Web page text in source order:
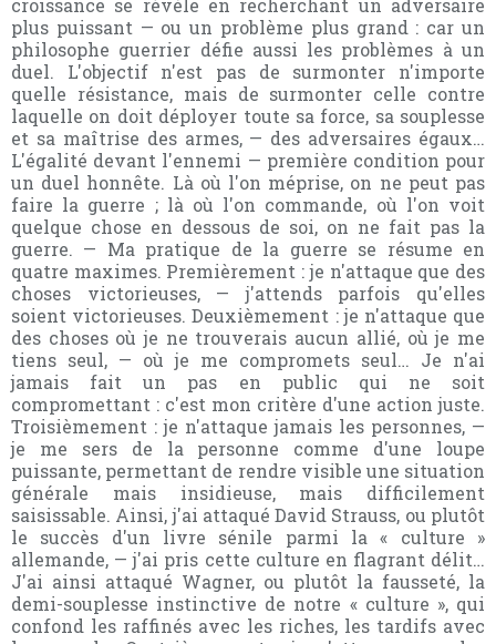
croissance se révèle en recherchant un adversaire
plus puissant — ou un problème plus grand : car un
philosophe guerrier défie aussi les problèmes à un
duel. L'objectif n'est pas de surmonter n'importe
quelle résistance, mais de surmonter celle contre
laquelle on doit déployer toute sa force, sa souplesse
et sa maîtrise des armes, — des adversaires égaux…
L'égalité devant l'ennemi — première condition pour
un duel honnête. Là où l'on méprise, on ne peut pas
faire la guerre ; là où l'on commande, où l'on voit
quelque chose en dessous de soi, on ne fait pas la
guerre. — Ma pratique de la guerre se résume en
quatre maximes. Premièrement : je n'attaque que des
choses victorieuses, — j'attends parfois qu'elles
soient victorieuses. Deuxièmement : je n'attaque que
des choses où je ne trouverais aucun allié, où je me
tiens seul, — où je me compromets seul… Je n'ai
jamais fait un pas en public qui ne soit
compromettant : c'est mon critère d'une action juste.
Troisièmement : je n'attaque jamais les personnes, —
je me sers de la personne comme d'une loupe
puissante, permettant de rendre visible une situation
générale mais insidieuse, mais difficilement
saisissable. Ainsi, j'ai attaqué David Strauss, ou plutôt
le succès d'un livre sénile parmi la « culture »
allemande, — j'ai pris cette culture en flagrant délit…
J'ai ainsi attaqué Wagner, ou plutôt la fausseté, la
demi-souplesse instinctive de notre « culture », qui
confond les raffinés avec les riches, les tardifs avec